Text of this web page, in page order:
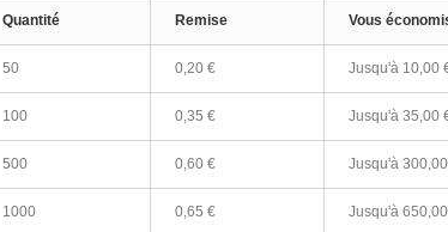
Quantité Remise Vous
50 0,20 € Jusqu'à 10,00
100 0,35 € Jusqu'à 35,00
500 0,60 € Jusqu'à
1000 0,65 € Jusqu'à